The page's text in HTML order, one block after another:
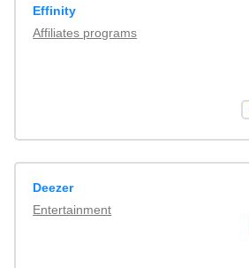
Effinity
Affiliates programs
Deezer
Entertainment